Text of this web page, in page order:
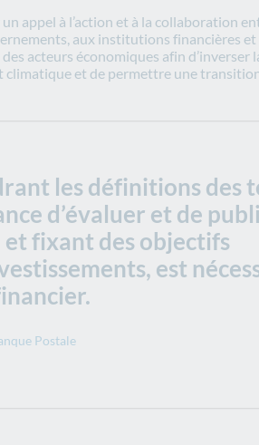
appel à l’action et à la collaboration
aux institutions financières et
acteurs économiques afin d’inverser
climatique et de permettre une
les définitions des
d’évaluer et de
et fixant des objectifs
est
Postale